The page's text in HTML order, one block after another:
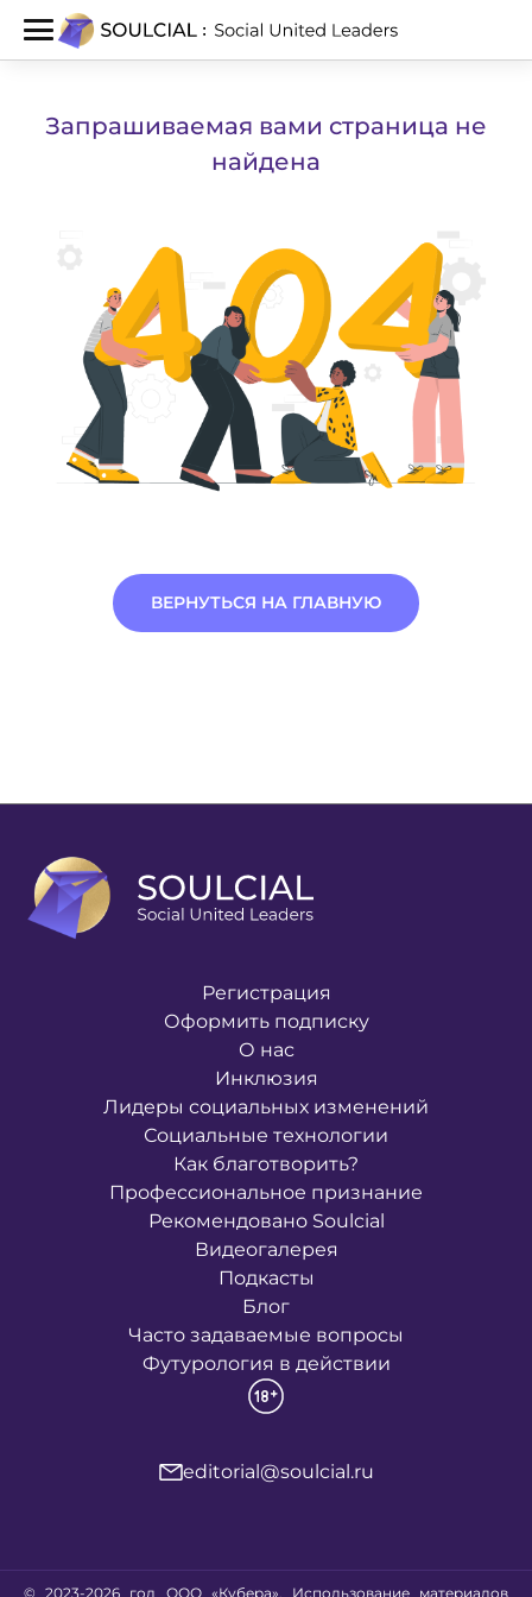
Запрашиваемая вами страница не
найдена
ВЕРНУТЬСЯ НА ГЛАВНУЮ
Регистрация
Оформить подписку
О нас
Инклюзия
Лидеры социальных изменений
Социальные технологии
Как благотворить?
Профессиональное признание
Рекомендовано Soulcial
Видеогалерея
Подкасты
Блог
Часто задаваемые вопросы
Футурология в действии
editorial@soulcial.ru
© 2023-2026 год ООО «Кубера». Использование материалов